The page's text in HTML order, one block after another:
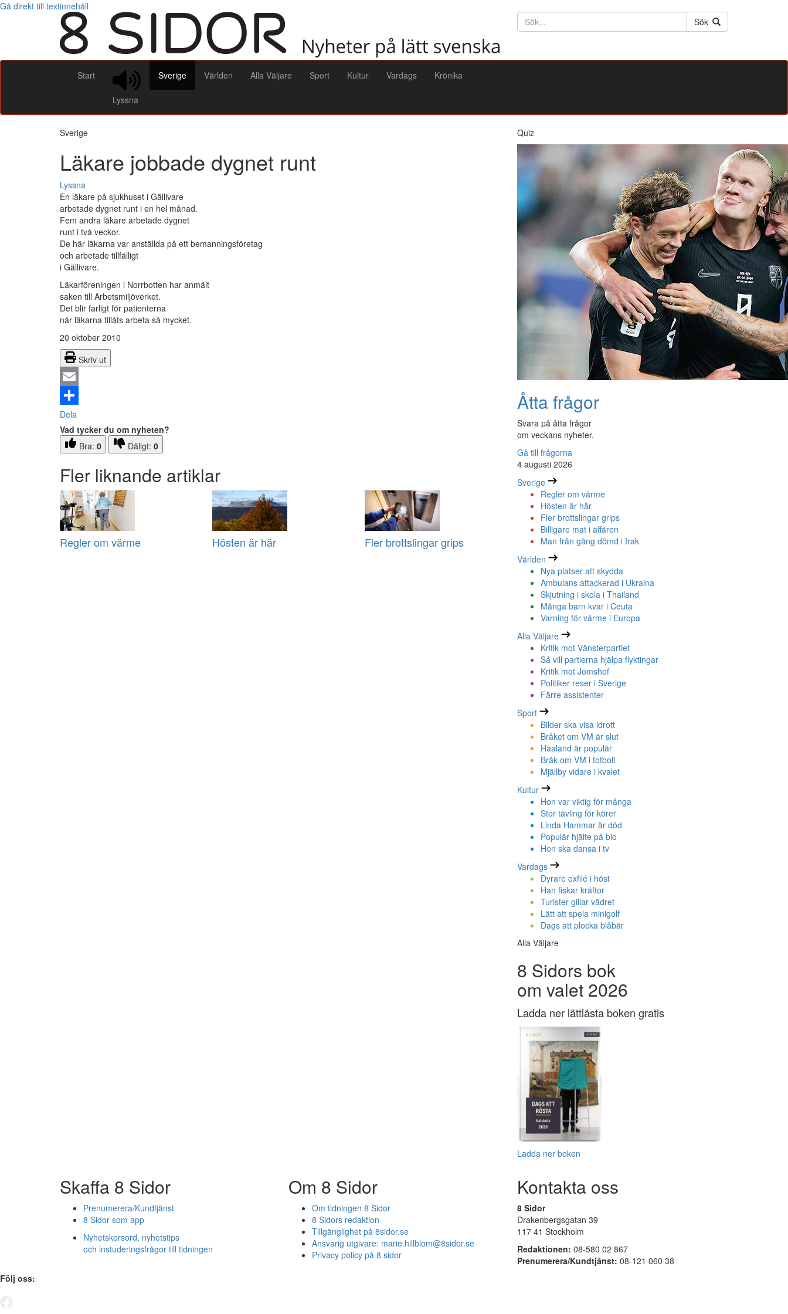
Gå direkt till textinnehåll
Söktext
Sök
Start
Lyssna
Sverige Världen Alla Väljare Sport Kultur Vardags Krönika
Sverige
Läkare jobbade dygnet runt
Lyssna
En läkare på sjukhuset i Gällivare
arbetade dygnet runt i en hel månad.
Fem andra läkare arbetade dygnet
runt i två veckor.
De här läkarna var anställda på ett bemanningsföretag
och arbetade tillfälligt
i Gällivare.
Läkarföreningen i Norrbotten har anmält
saken till Arbetsmiljöverket.
Det blir farligt för patienterna
när läkarna tillåts arbeta så mycket.
20 oktober 2010
Skriv ut
Email
Dela
Vad tycker du om nyheten?
Bra: 0 Dåligt: 0
Fler liknande artiklar
Regler om värme Hösten är här Fler brottslingar grips
Quiz
Åtta frågor
Svara på åtta frågor
om veckans nyheter.
Gå till frågorna
4 augusti 2026
Sverige
Regler om värme
Hösten är här
Fler brottslingar grips
Billigare mat i affären
Man från gäng dömd i Irak
Världen
Nya platser att skydda
Ambulans attackerad i Ukraina
Skjutning i skola i Thailand
Många barn kvar i Ceuta
Varning för värme i Europa
Alla Väljare
Kritik mot Vänsterpartiet
Så vill partierna hjälpa flyktingar
Kritik mot Jomshof
Politiker reser i Sverige
Färre assistenter
Sport
Bilder ska visa idrott
Bråket om VM är slut
Haaland är populär
Bråk om VM i fotboll
Mjällby vidare i kvalet
Kultur
Hon var viktig för många
Stor tävling för körer
Linda Hammar är död
Populär hjälte på bio
Hon ska dansa i tv
Vardags
Dyrare oxfilé i höst
Han fiskar kräftor
Turister gillar vädret
Lätt att spela minigolf
Dags att plocka blåbär
Alla Väljare
8 Sidors bok
om valet 2026
Ladda ner lättlästa boken gratis
Ladda ner boken
Skaffa 8 Sidor
Prenumerera/Kundtjänst
8 Sidor som app
Nyhetskorsord, nyhetstips
och instuderingsfrågor till tidningen
Om 8 Sidor
Om tidningen 8 Sidor
8 Sidors redaktion
Tillgänglighet på 8sidor.se
Ansvarig utgivare: marie.hillblom@8sidor.se
Privacy policy på 8 sidor
Kontakta oss
8 Sidor
Drakenbergsgatan 39
117 41 Stockholm
Redaktionen: 08-580 02 867
Prenumerera/Kundtjänst: 08-121 060 38
Följ oss: